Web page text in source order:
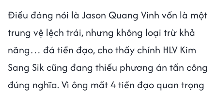
Điều đáng nói là Jason Quang Vinh vốn là một
trung vệ lệch trái, nhưng không loại trừ khả
năng… đá tiền đạo, cho thấy chính HLV Kim
Sang Sik cũng đang thiếu phương án tấn công
đúng nghĩa. Vì ông mất 4 tiền đạo quan trọng